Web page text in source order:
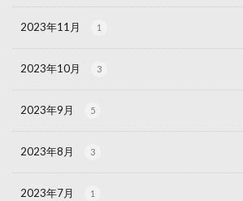
2023年11月 1
2023年10月 3
2023年9月 5
2023年8月 3
2023年7月 1